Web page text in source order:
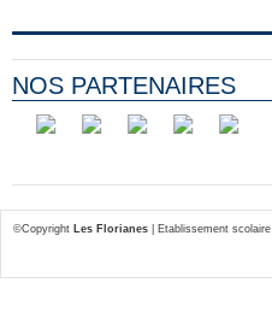
NOS PARTENAIRES
©Copyright Les Florianes | Etablissement